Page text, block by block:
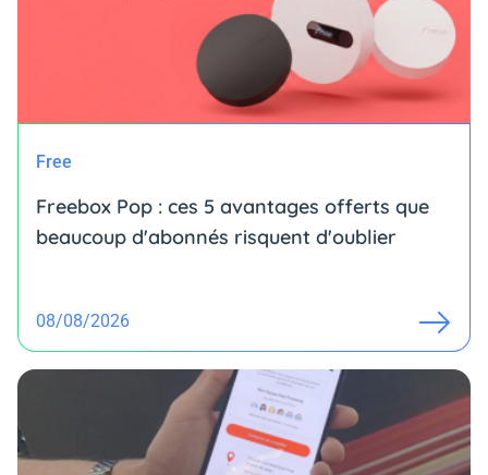
Free
Freebox Pop : ces 5 avantages offerts que
beaucoup d'abonnés risquent d'oublier
08/08/2026